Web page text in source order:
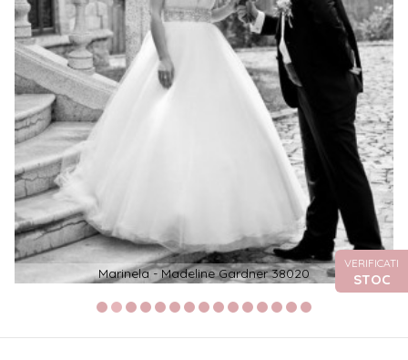
Marinela - Madeline Gardner 38020
VERIFICATI
STOC